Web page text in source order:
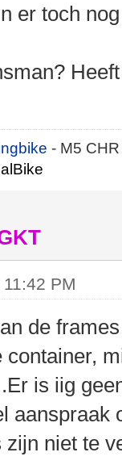
er toch
- M5
PM
de
container,
is iig
aanspraak
zijn niet te